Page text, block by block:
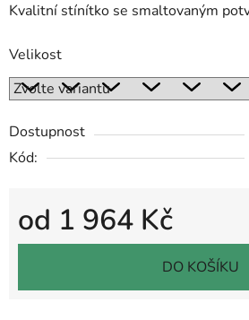
Kvalitní stínítko se smaltovaným
Velikost
Dostupnost
Kód:
od 1 964 Kč
Měrná cena:
DO KOŠÍKU